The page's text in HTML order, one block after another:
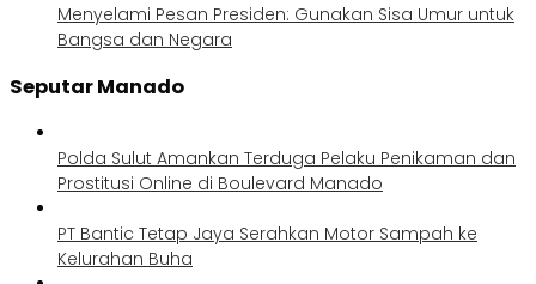
Menyelami Pesan Presiden: Gunakan Sisa Umur untuk
Bangsa dan Negara
Seputar Manado
Polda Sulut Amankan Terduga Pelaku Penikaman dan
Prostitusi Online di Boulevard Manado
PT Bantic Tetap Jaya Serahkan Motor Sampah ke
Kelurahan Buha